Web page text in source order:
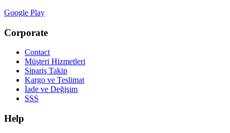
Google Play
Corporate
Contact
Müşteri Hizmetleri
Sipariş Takip
Kargo ve Teslimat
İade ve Değişim
SSS
Help